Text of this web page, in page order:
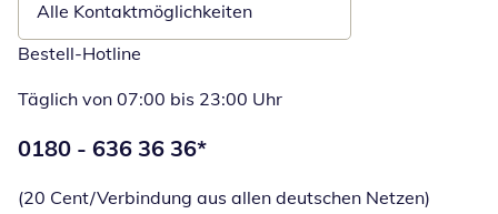
Alle Kontaktmöglichkeiten
Bestell-Hotline
Täglich von 07:00 bis 23:00 Uhr
Telefonnummer:
0180 - 636 36 36*
(20 Cent/Verbindung aus allen deutschen Netzen)